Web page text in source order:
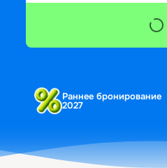
Раннее бронирование
2027